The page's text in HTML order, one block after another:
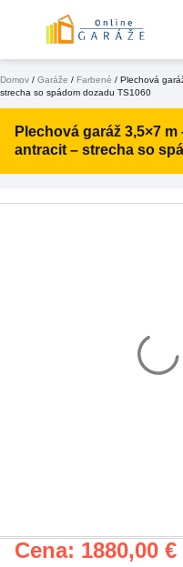
Domov / Garáže / Farbené / Plechová
strecha so spádom dozadu TS1060
Plechová garáž 3,5×7
antracit – strecha so
Cena: 1880,00 €